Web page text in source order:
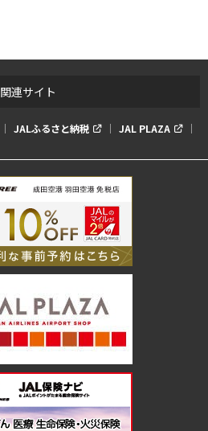
関連サイト
JALふるさと納税 JAL PLAZA